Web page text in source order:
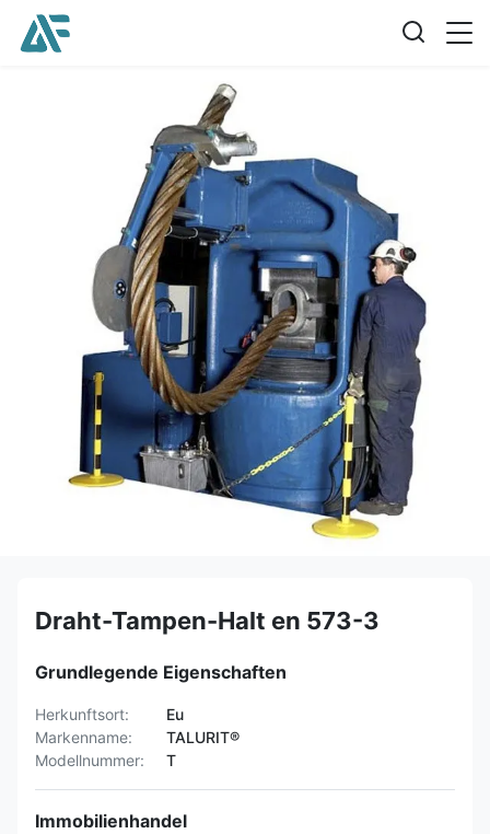
Draht-Tampen-Halt en 573-3
Grundlegende Eigenschaften
Herkunftsort:
Eu
Markenname:
TALURIT®
Modellnummer:
T
Immobilienhandel